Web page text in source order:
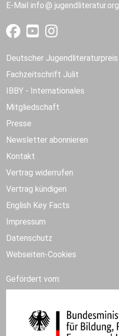
E-Mail info jugendliteratur.org
Deutscher Jugendliteraturpreis
Fachzeitschrift Julit
IBBY - Internationales
Mitgliedschaft
Presse
Newsletter abonnieren
Kontakt
Vertrag widerrufen
Vertrag kündigen
English Key Facts
Impressum
Datenschutz
Webseiten-Cookies
Gefördert vom: